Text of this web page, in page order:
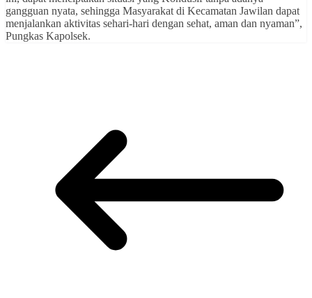
gangguan nyata, sehingga Masyarakat di Kecamatan Jawilan dapat
menjalankan aktivitas sehari-hari dengan sehat, aman dan nyaman”,
Pungkas Kapolsek.